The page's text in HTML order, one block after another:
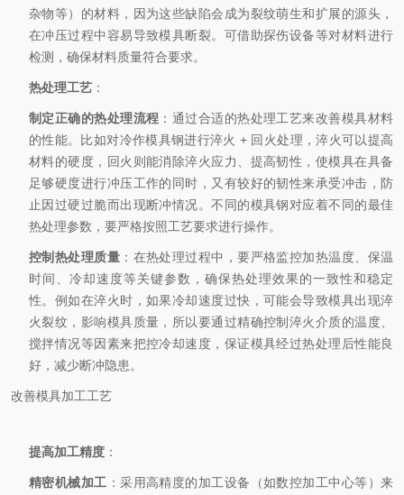
杂物等）的材料，因为这些缺陷会成为裂纹萌生和扩展的源头，
在冲压过程中容易导致模具断裂。可借助探伤设备等对材料进行
检测，确保材料质量符合要求。
热处理工艺 ：
制定正确的热处理流程 ：通过合适的热处理工艺来改善模具材料
的性能。比如对冷作模具钢进行淬火 + 回火处理，淬火可以提高
材料的硬度，回火则能消除淬火应力、提高韧性，使模具在具备
足够硬度进行冲压工作的同时，又有较好的韧性来承受冲击，防
止因过硬过脆而出现断冲情况。不同的模具钢对应着不同的最佳
热处理参数，要严格按照工艺要求进行操作。
控制热处理质量 ：在热处理过程中，要严格监控加热温度、保温
时间、冷却速度等关键参数，确保热处理效果的一致性和稳定
性。例如在淬火时，如果冷却速度过快，可能会导致模具出现淬
火裂纹，影响模具质量，所以要通过精确控制淬火介质的温度、
搅拌情况等因素来把控冷却速度，保证模具经过热处理后性能良
好，减少断冲隐患。
改善模具加工工艺
提高加工精度 ：
精密机械加工 ：采用高精度的加工设备（如数控加工中心等）来